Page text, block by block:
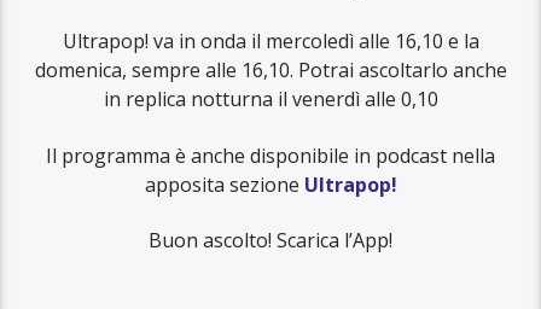
Ultrapop! va in onda il mercoledì alle 16,10 e la
domenica, sempre alle 16,10. Potrai ascoltarlo anche
in replica notturna il venerdì alle 0,10
Il programma è anche disponibile in podcast nella
apposita sezione Ultrapop!
Buon ascolto! Scarica l’App!